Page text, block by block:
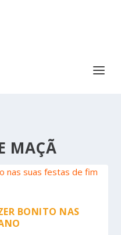
MAÇÃ
BONITO NAS